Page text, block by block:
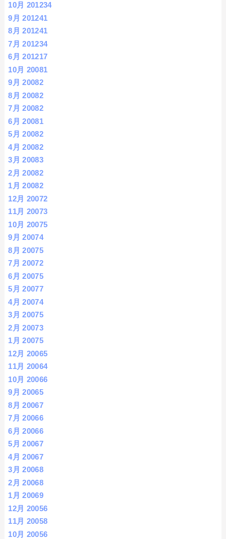
10月 201234
9月 201241
8月 201241
7月 201234
6月 201217
10月 20081
9月 20082
8月 20082
7月 20082
6月 20081
5月 20082
4月 20082
3月 20083
2月 20082
1月 20082
12月 20072
11月 20073
10月 20075
9月 20074
8月 20075
7月 20072
6月 20075
5月 20077
4月 20074
3月 20075
2月 20073
1月 20075
12月 20065
11月 20064
10月 20066
9月 20065
8月 20067
7月 20066
6月 20066
5月 20067
4月 20067
3月 20068
2月 20068
1月 20069
12月 20056
11月 20058
10月 20056